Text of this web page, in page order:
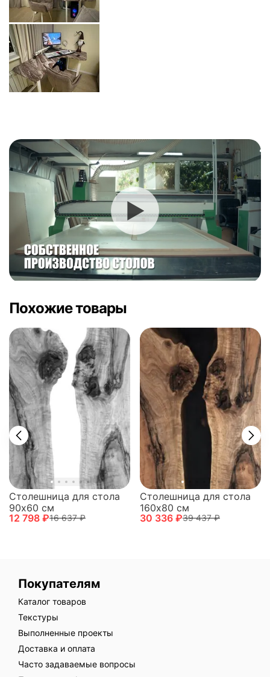
Похожие товары
Столешница для стола
90х60 см
12 798 ₽16 637 ₽
Столешница для стола
160х80 см
30 336 ₽39 437 ₽
Покупателям
Каталог товаров
Текстуры
Выполненные проекты
Доставка и оплата
Часто задаваемые вопросы